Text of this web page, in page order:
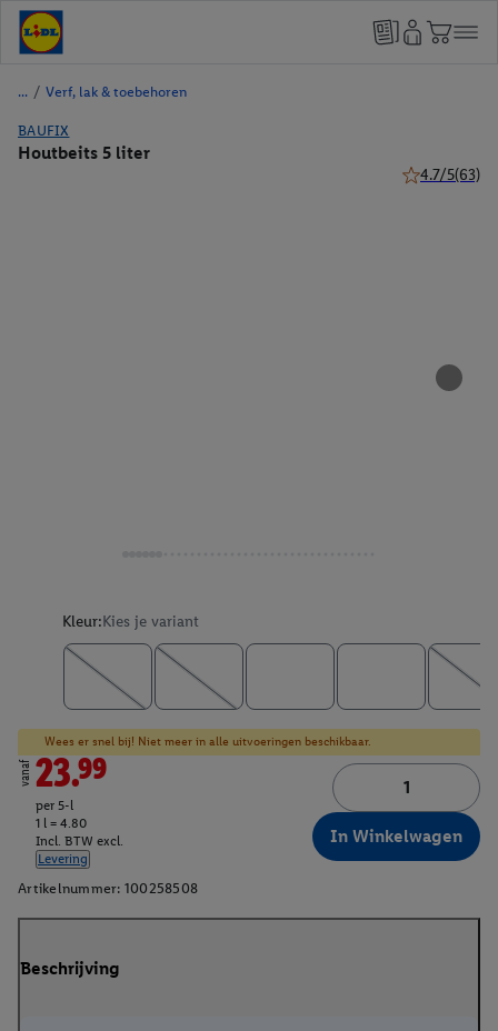
/ Verf, lak & toebehoren
BAUFIX
Houtbeits 5 liter
4.7/5(63)
Kleur:Kies je variant
Wees er snel bij! Niet meer in alle uitvoeringen beschikbaar.
vanaf 23.99
per 5-l
1 l = 4.80
Incl. BTW excl.
Levering
In Winkelwagen
Artikelnummer: 100258508
Beschrijving